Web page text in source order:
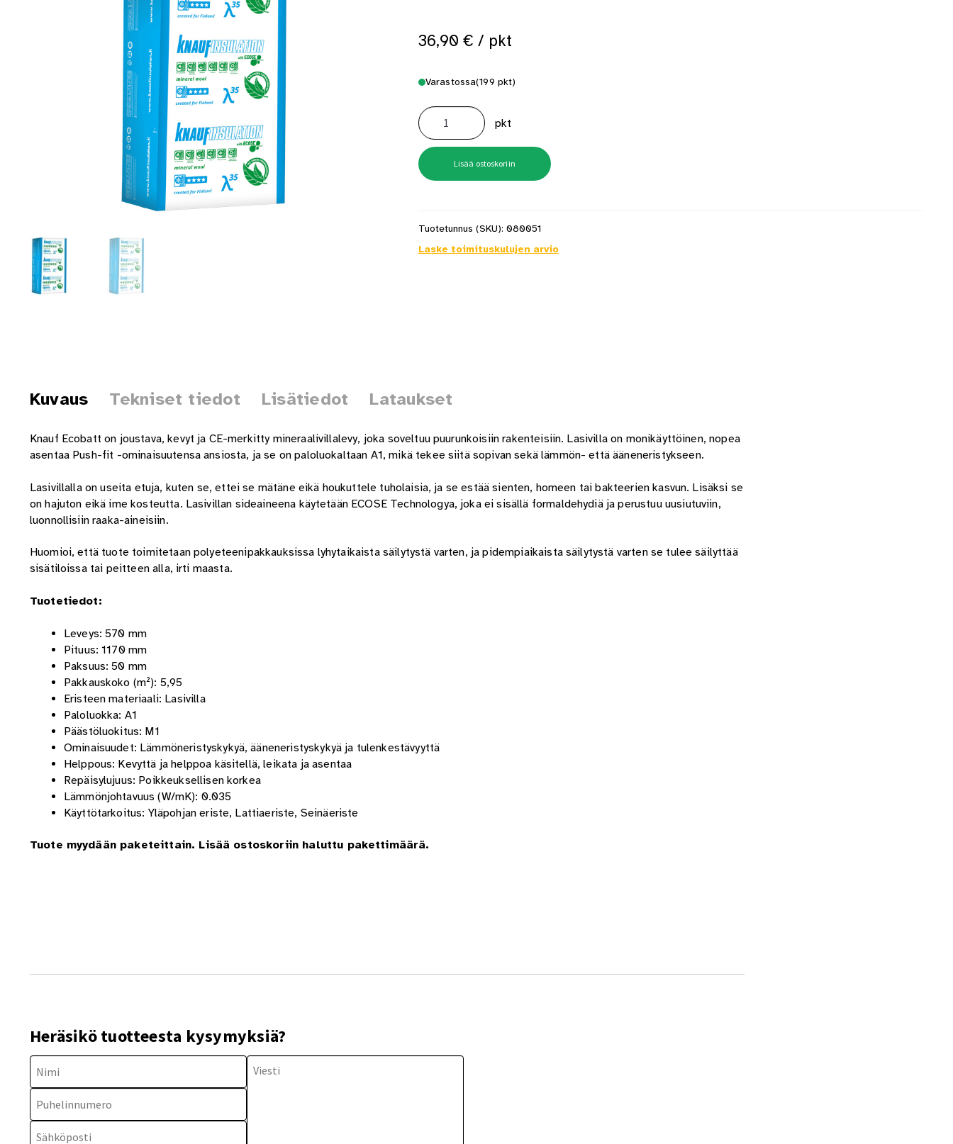
Toimitustavat- ja kulut Tummuneet tai kuivat lauteet? Näin saat saunan puupinnat taas siisteiksi
36,90 € / pkt
Varastossa(199 pkt)
Lasivillalevy
Knauf
EcoBatt
35
50mm
570x1170mm
määrä
pkt
Lisää ostoskoriin
Tuotetunnus (SKU): 080051
Laske toimituskulujen arvio
Kuvaus Tekniset tiedot Lisätiedot Lataukset
Knauf Ecobatt on joustava, kevyt ja CE-merkitty mineraalivillalevy, joka soveltuu puurunkoisiin rakenteisiin. Lasivilla on monikäyttöinen, nopea
asentaa Push-fit -ominaisuutensa ansiosta, ja se on paloluokaltaan A1, mikä tekee siitä sopivan sekä lämmön- että ääneneristykseen.
Lasivillalla on useita etuja, kuten se, ettei se mätäne eikä houkuttele tuholaisia, ja se estää sienten, homeen tai bakteerien kasvun. Lisäksi se
on hajuton eikä ime kosteutta. Lasivillan sideaineena käytetään ECOSE Technologya, joka ei sisällä formaldehydiä ja perustuu uusiutuviin,
luonnollisiin raaka-aineisiin.
Huomioi, että tuote toimitetaan polyeteenipakkauksissa lyhytaikaista säilytystä varten, ja pidempiaikaista säilytystä varten se tulee säilyttää
sisätiloissa tai peitteen alla, irti maasta.
Tuotetiedot:
Leveys: 570 mm
Pituus: 1170 mm
Paksuus: 50 mm
Pakkauskoko (m²): 5,95
Eristeen materiaali: Lasivilla
Paloluokka: A1
Päästöluokitus: M1
Ominaisuudet: Lämmöneristyskykyä, ääneneristyskykyä ja tulenkestävyyttä
Helppous: Kevyttä ja helppoa käsitellä, leikata ja asentaa
Repäisylujuus: Poikkeuksellisen korkea
Lämmönjohtavuus (W/mK): 0.035
Käyttötarkoitus: Yläpohjan eriste, Lattiaeriste, Seinäeriste
Tuote myydään paketeittain. Lisää ostoskoriin haluttu pakettimäärä.
Heräsikö tuotteesta kysymyksiä?